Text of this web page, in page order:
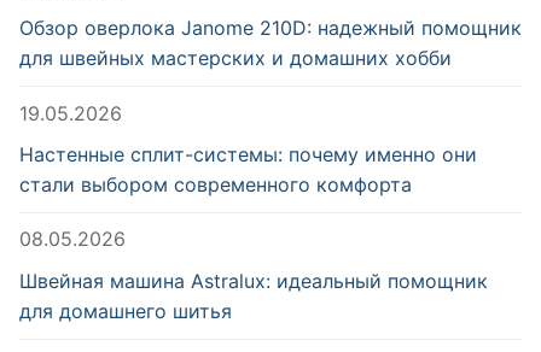
Обзор оверлока Janome 210D: надежный помощник
для швейных мастерских и домашних хобби
19.05.2026
Настенные сплит-системы: почему именно они
стали выбором современного комфорта
08.05.2026
Швейная машина Astralux: идеальный помощник
для домашнего шитья